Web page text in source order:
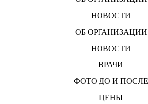
НОВОСТИ
ОБ ОРГАНИЗАЦИИ
НОВОСТИ
ВРАЧИ
ФОТО ДО И ПОСЛЕ
ЦЕНЫ